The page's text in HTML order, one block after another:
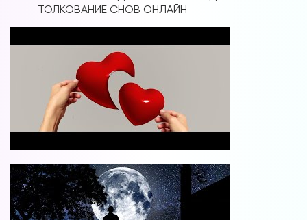
ТОЛКОВАНИЕ СНОВ ОНЛАЙН